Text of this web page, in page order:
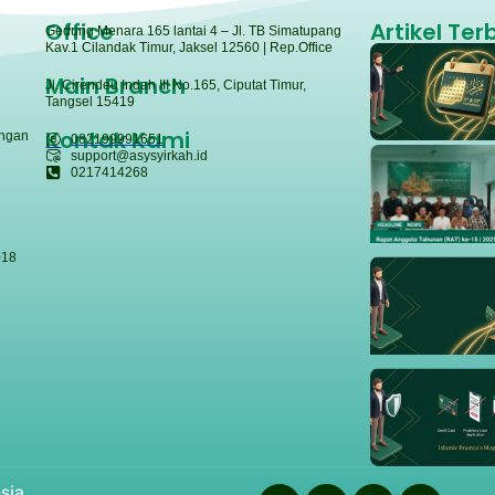
Office
Gedung Menara 165 lantai 4 – Jl. TB Simatupang
Kav.1 Cilandak Timur, Jaksel 12560 | Rep.Office
Main Branch
Jl. Cirendeu Indah III No.165, Ciputat Timur,
Tangsel 15419
Kontak Kami
082199991651
support@asysyirkah.id
0217414268
Artikel